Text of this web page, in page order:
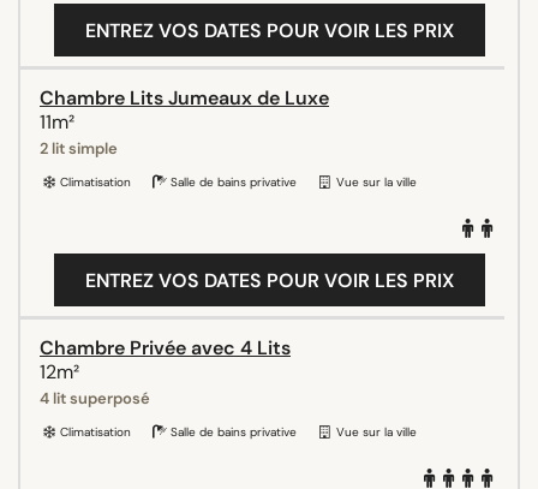
ENTREZ VOS DATES POUR VOIR LES PRIX
Chambre Lits Jumeaux de Luxe
11m²
2 lit simple
Climatisation Salle de bains privative Vue sur la ville
ENTREZ VOS DATES POUR VOIR LES PRIX
Chambre Privée avec 4 Lits
12m²
4 lit superposé
Climatisation Salle de bains privative Vue sur la ville